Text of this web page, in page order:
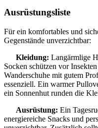
Ausrüstungsliste
Für ein komfortables und
Gegenstände unverzichtbar:
Kleidung: Langärmlige
Socken schützen vor
Wanderschuhe mit gutem
essenziell. Ein warmer
ein Sonnenhut runden die
Ausrüstung: Ein
energiereiche Snacks und